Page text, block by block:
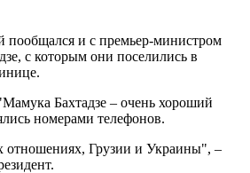
пообщался и с премьер-министром
с которым они поселились в
Бахтадзе – очень хороший
номерами телефонов.
Грузии и Украины", –